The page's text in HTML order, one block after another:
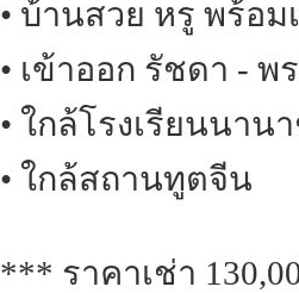
• บ้านสวย หรู พร้อ
• เข้าออก รัชดา - พ
• ใกล้โรงเรียนนา
• ใกล้สถานทูตจีน
*** ราคาเช่า